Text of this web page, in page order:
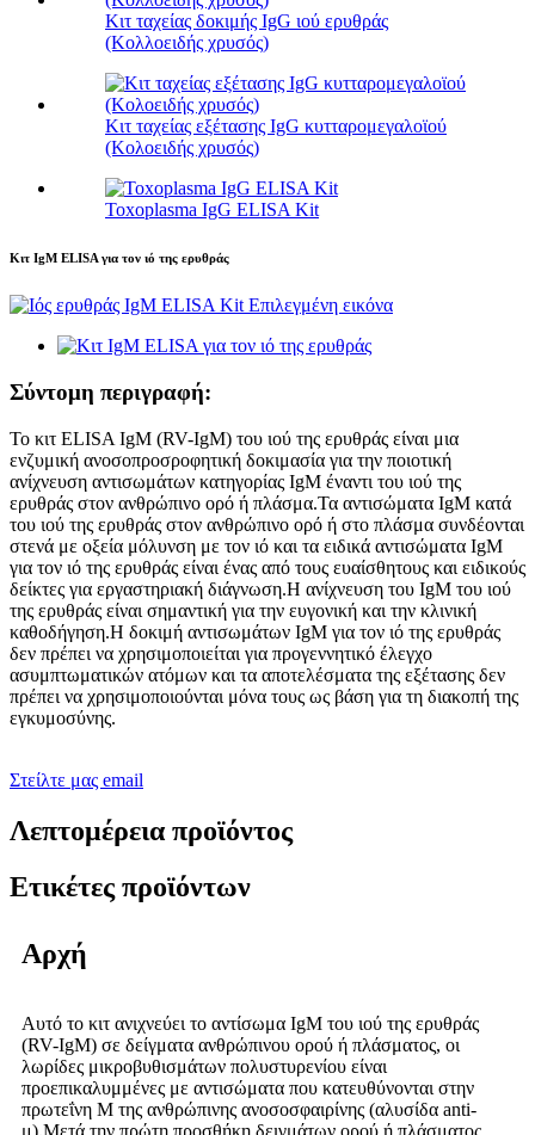
Κιτ ταχείας δοκιμής IgG ιού ερυθράς
(Κολλοειδής χρυσός)
Κιτ ταχείας εξέτασης IgG κυτταρομεγαλοϊού
(Κολοειδής χρυσός)
Toxoplasma IgG ELISA Kit
Κιτ IgM ELISA για τον ιό της ερυθράς
Σύντομη περιγραφή:
Το κιτ ELISA IgM (RV-IgM) του ιού της ερυθράς είναι μια
ενζυμική ανοσοπροσροφητική δοκιμασία για την ποιοτική
ανίχνευση αντισωμάτων κατηγορίας IgM έναντι του ιού της
ερυθράς στον ανθρώπινο ορό ή πλάσμα.Τα αντισώματα IgM κατά
του ιού της ερυθράς στον ανθρώπινο ορό ή στο πλάσμα συνδέονται
στενά με οξεία μόλυνση με τον ιό και τα ειδικά αντισώματα IgM
για τον ιό της ερυθράς είναι ένας από τους ευαίσθητους και ειδικούς
δείκτες για εργαστηριακή διάγνωση.Η ανίχνευση του IgM του ιού
της ερυθράς είναι σημαντική για την ευγονική και την κλινική
καθοδήγηση.Η δοκιμή αντισωμάτων IgM για τον ιό της ερυθράς
δεν πρέπει να χρησιμοποιείται για προγεννητικό έλεγχο
ασυμπτωματικών ατόμων και τα αποτελέσματα της εξέτασης δεν
πρέπει να χρησιμοποιούνται μόνα τους ως βάση για τη διακοπή της
εγκυμοσύνης.
Στείλτε μας email
Λεπτομέρεια προϊόντος
Ετικέτες προϊόντων
Αρχή
Αυτό το κιτ ανιχνεύει το αντίσωμα IgM του ιού της ερυθράς
(RV-IgM) σε δείγματα ανθρώπινου ορού ή πλάσματος, οι
λωρίδες μικροβυθισμάτων πολυστυρενίου είναι
προεπικαλυμμένες με αντισώματα που κατευθύνονται στην
πρωτεΐνη M της ανθρώπινης ανοσοσφαιρίνης (αλυσίδα anti-